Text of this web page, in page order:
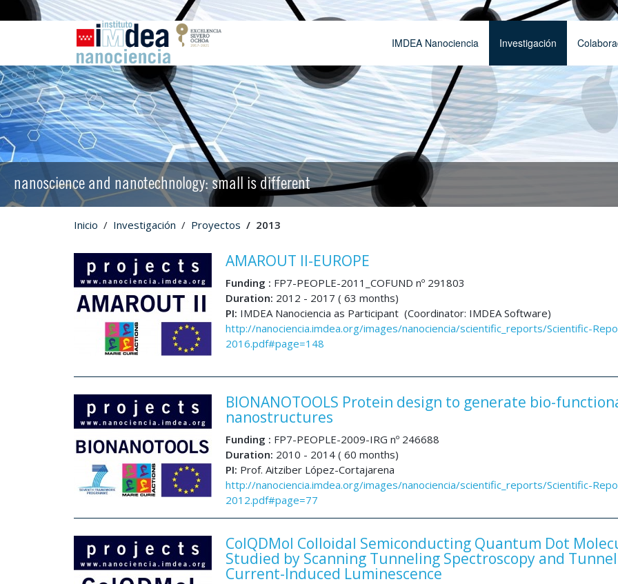
IMDEA Nanociencia Investigación
nanoscience and nanotechnology: small is different
Inicio Investigación Proyectos 2013
AMAROUT II-EUROPE
Funding : FP7-PEOPLE-2011_COFUND nº 291803
Duration: 2012 - 2017 ( 63 months)
PI: IMDEA Nanociencia as Participant (Coordinator: IMDEA Software)
http://nanociencia.imdea.org/images/nanociencia/scientific_reports/Scientific-
2016.pdf#page=148
BIONANOTOOLS Protein design to generate bio-
nanostructures
Funding : FP7-PEOPLE-2009-IRG nº 246688
Duration: 2010 - 2014 ( 60 months)
PI: Prof. Aitziber López-Cortajarena
http://nanociencia.imdea.org/images/nanociencia/scientific_reports/Scientific-
2012.pdf#page=77
ColQDMol Colloidal Semiconducting Quantum Dot
Studied by Scanning Tunneling Spectroscopy and
Current-Induced Luminescence